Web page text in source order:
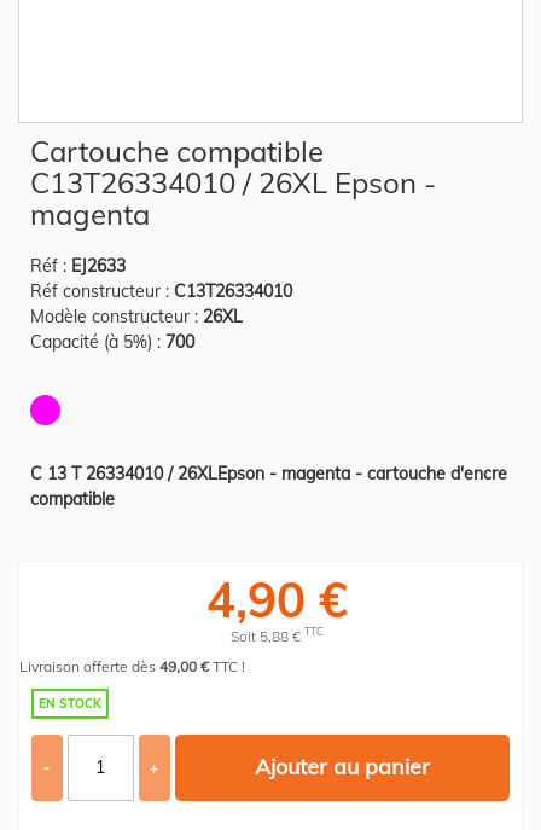
the
beginning
the
gallery
Cartouche compatible
C13T26334010 / 26XL Epson -
magenta
Réf : EJ2633
Réf constructeur : C13T26334010
Modèle constructeur : 26XL
Capacité (à 5%) : 700
C 13 T 26334010 / 26XLEpson - magenta - cartouche d'encre
compatible
4,90 €
Soit 5,88 € TTC
Livraison offerte dès 49,00 €TTC !
EN STOCK
- + Ajouter au panier